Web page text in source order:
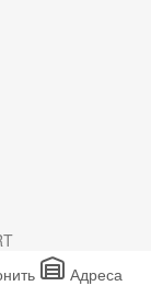
Адреса